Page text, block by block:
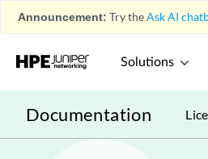
Announcement: Try theAsk AI
Solutions
Documentation